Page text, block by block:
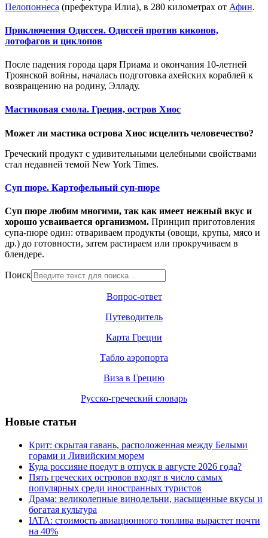
Пелопоннеса (префектура Илиа), в 280 километрах от Афин.
Приключения Одиссея. Одиссей против киконов,
лотофагов и циклопов
После падения города царя Приама и окончания 10-летней
Троянской войны, началась подготовка ахейских кораблей к
возвращению на родину, Элладу.
Мастиковая смола. Греция, остров Хиос
Может ли мастика острова Хиос исцелить человечество?
Греческий продукт с удивительными целебными свойствами
стал недавней темой New York Times.
Суп пюре. Картофельный суп-пюре
Суп пюре любим многими, так как имеет нежный вкус и
хорошо усваивается организмом. Принцип приготовления
супа-пюре один: отвариваем продукты (овощи, крупы, мясо и
др.) до готовности, затем растираем или прокручиваем в
блендере.
Поиск
Вопрос-ответ
Путеводитель
Карта Греции
Табло аэропорта
Виза в Грецию
Русско-греческий словарь
Новые статьи
Крит: скрытая гавань, расположенная между Белыми
горами и Ливийским морем
Куда россияне поедут в отпуск в августе 2026 года?
Пять греческих островов входят в число самых
популярных среди иностранных туристов
Драма: великолепные винодельни, насыщенные вкусы и
богатая культура
IATA: стоимость авиационного топлива вырастет почти
на 40%